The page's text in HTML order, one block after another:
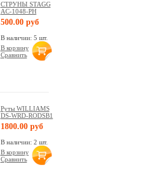
СТРУНЫ STAGG
AC-1048-PH
500.00 руб
В наличии: 5 шт.
В корзину
Сравнить
Руты WILLIAMS
DS-WRD-RODSB1
1800.00 руб
В наличии: 2 шт.
В корзину
Сравнить